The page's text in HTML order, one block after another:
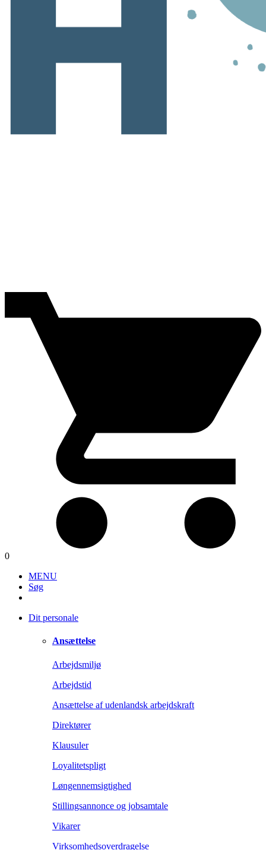
0
MENU
Søg
Dit personale
Ansættelse
Arbejdsmiljø
Arbejdstid
Ansættelse af udenlandsk arbejdskraft
Direktører
Klausuler
Loyalitetspligt
Løngennemsigtighed
Stillingsannonce og jobsamtale
Vikarer
Virksomhedsoverdragelse